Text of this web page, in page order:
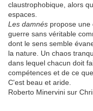
claustrophobique, alors
espaces.
Les damnés propose une
guerre sans véritable
dont le sens semble
la nature. Un chaos
dans lequel chacun doit
compétences et de ce
C'est beau et aride.
Roberto Minervini sur